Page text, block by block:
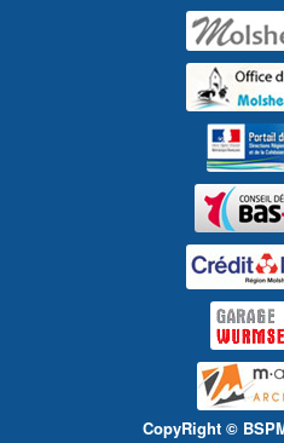
CopyRight ©